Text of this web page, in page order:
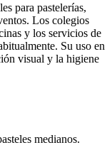
para pastelerías,
Los colegios
y los servicios de
Su uso en
visual y la higiene
medianos.